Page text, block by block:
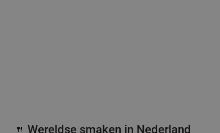
🍴 Wereldse smaken in Nederland